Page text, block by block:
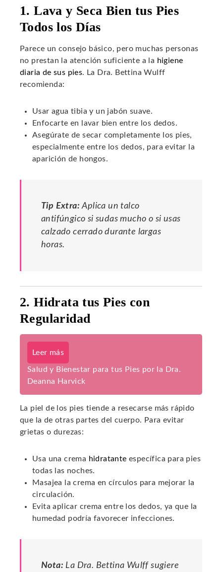
1. Lava y Seca Bien tus Pies
Todos los Días
Parece un consejo básico, pero muchas personas
no prestan la atención suficiente a la higiene
diaria de sus pies. La Dra. Bettina Wulff
recomienda:
Usar agua tibia y un jabón suave.
Enfocarte en lavar bien entre los dedos.
Asegúrate de secar completamente los pies,
especialmente entre los dedos, para evitar la
aparición de hongos.
Tip Extra: Aplica un talco
antifúngico si sudas mucho o si usas
calzado cerrado durante largas
horas.
2. Hidrata tus Pies con
Regularidad
Leer más
Salud y Bienestar para tus Pies por la Dra.
Deanna Harvick
La piel de los pies tiende a resecarse más rápido
que la de otras partes del cuerpo. Para evitar
grietas o durezas:
Usa una crema hidratante específica para pies
todas las noches.
Masajea la crema en círculos para mejorar la
circulación.
Evita aplicar crema entre los dedos, ya que la
humedad podría favorecer infecciones.
Nota: La Dra. Bettina Wulff sugiere